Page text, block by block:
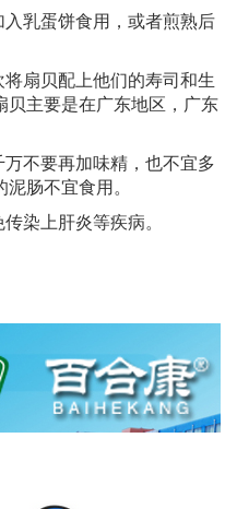
乳蛋饼食用，或者煎熟后
扇贝配上他们的寿司和生
主要是在广东地区，广东
不要再加味精，也不宜多
肠不宜食用。
染上肝炎等疾病。